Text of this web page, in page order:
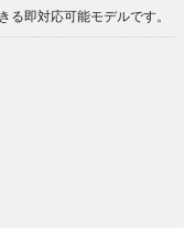
即対応可能モデルです。